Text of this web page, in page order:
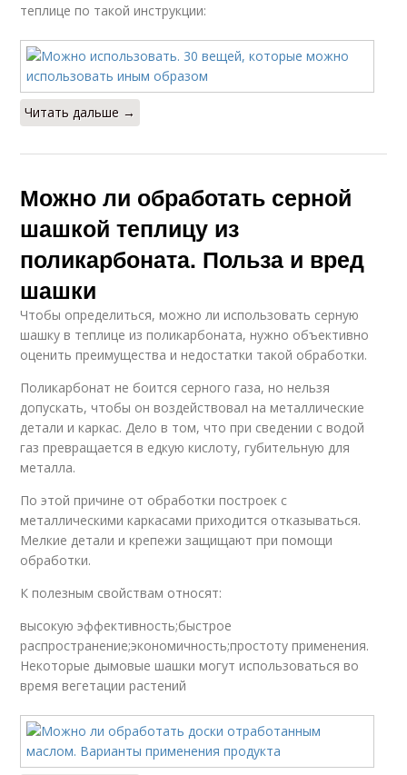
теплице по такой инструкции:
Читать дальше →
Можно ли обработать серной
шашкой теплицу из
поликарбоната. Польза и вред
шашки
Чтобы определиться, можно ли использовать серную
шашку в теплице из поликарбоната, нужно объективно
оценить преимущества и недостатки такой обработки.
Поликарбонат не боится серного газа, но нельзя
допускать, чтобы он воздействовал на металлические
детали и каркас. Дело в том, что при сведении с водой
газ превращается в едкую кислоту, губительную для
металла.
По этой причине от обработки построек с
металлическими каркасами приходится отказываться.
Мелкие детали и крепежи защищают при помощи
обработки.
К полезным свойствам относят:
высокую эффективность;быстрое
распространение;экономичность;простоту применения.
Некоторые дымовые шашки могут использоваться во
время вегетации растений